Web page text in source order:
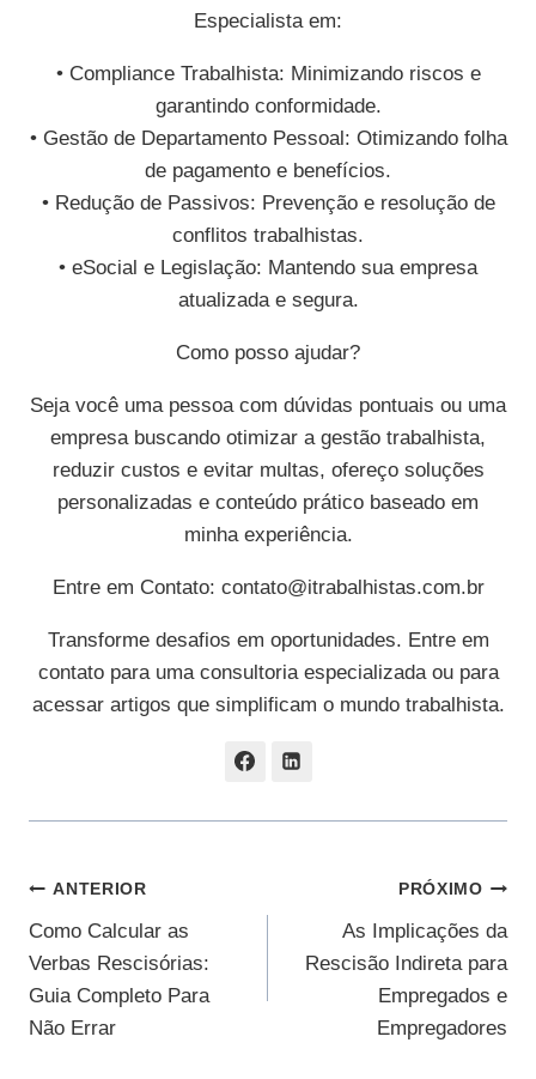
Especialista em:
• Compliance Trabalhista: Minimizando riscos e
garantindo conformidade.
• Gestão de Departamento Pessoal: Otimizando folha
de pagamento e benefícios.
• Redução de Passivos: Prevenção e resolução de
conflitos trabalhistas.
• eSocial e Legislação: Mantendo sua empresa
atualizada e segura.
Como posso ajudar?
Seja você uma pessoa com dúvidas pontuais ou uma
empresa buscando otimizar a gestão trabalhista,
reduzir custos e evitar multas, ofereço soluções
personalizadas e conteúdo prático baseado em
minha experiência.
Entre em Contato: contato@itrabalhistas.com.br
Transforme desafios em oportunidades. Entre em
contato para uma consultoria especializada ou para
acessar artigos que simplificam o mundo trabalhista.
Navegação
De
Post
ANTERIOR
Como Calcular as
Verbas Rescisórias:
Guia Completo Para
Não Errar
PRÓXIMO
As Implicações da
Rescisão Indireta para
Empregados e
Empregadores